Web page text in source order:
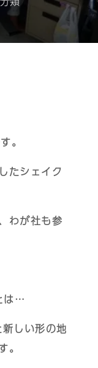
。
たシェイク
わが社も参
は…
しい形の地
。